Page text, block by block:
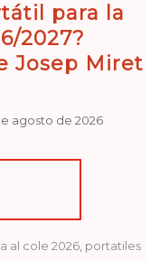
para la
2027?
Josep Miret
agosto de 2026
al cole 2026, portatiles